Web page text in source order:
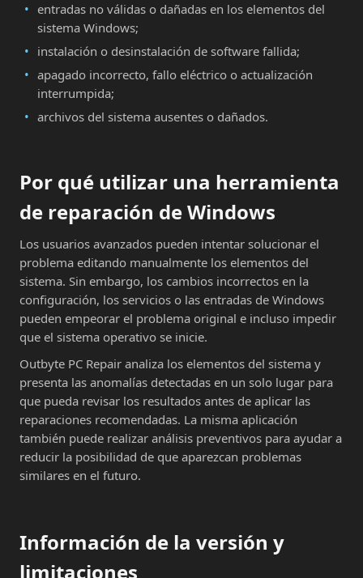
entradas no válidas o dañadas en los elementos del
sistema Windows;
instalación o desinstalación de software fallida;
apagado incorrecto, fallo eléctrico o actualización
interrumpida;
archivos del sistema ausentes o dañados.
Por qué utilizar una herramienta
de reparación de Windows
Los usuarios avanzados pueden intentar solucionar el
problema editando manualmente los elementos del
sistema. Sin embargo, los cambios incorrectos en la
configuración, los servicios o las entradas de Windows
pueden empeorar el problema original e incluso impedir
que el sistema operativo se inicie.
Outbyte PC Repair analiza los elementos del sistema y
presenta las anomalías detectadas en un solo lugar para
que pueda revisar los resultados antes de aplicar las
reparaciones recomendadas. La misma aplicación
también puede realizar análisis preventivos para ayudar a
reducir la posibilidad de que aparezcan problemas
similares en el futuro.
Información de la versión y
limitaciones